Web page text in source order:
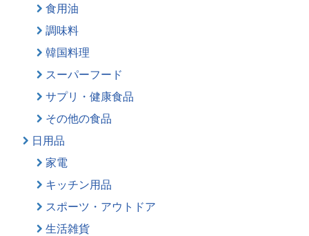
食用油
調味料
韓国料理
スーパーフード
サプリ・健康食品
その他の食品
日用品
家電
キッチン用品
スポーツ・アウトドア
生活雑貨